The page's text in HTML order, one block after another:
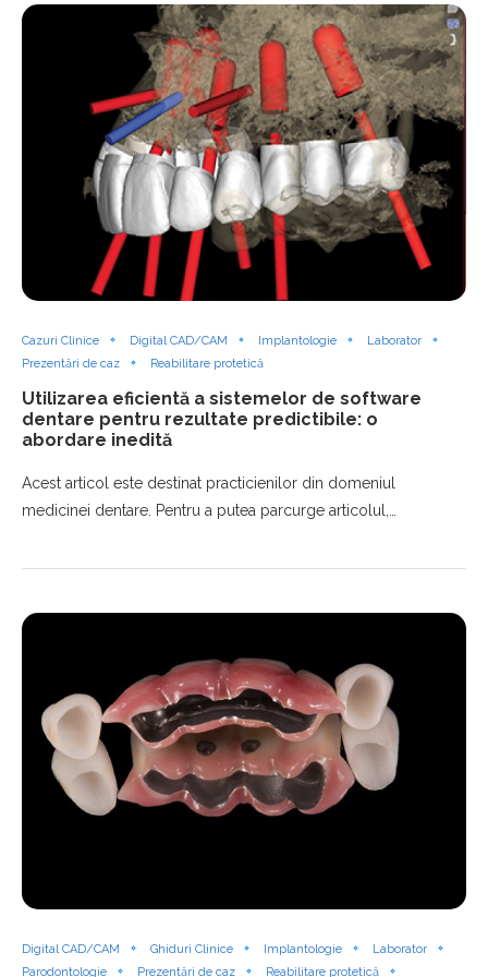
Cazuri Clinice Digital CAD/CAM Implantologie
Laborator
Prezentări de caz
Reabilitare protetică
Utilizarea eficientă a sistemelor de software
dentare pentru rezultate predictibile: o
abordare inedită
Acest articol este destinat practicienilor din domeniul
medicinei dentare. Pentru a putea parcurge articolul,…
Digital CAD/CAM Ghiduri Clinice Implantologie
Laborator
Parodontologie
Prezentări de caz Reabilitare protetică